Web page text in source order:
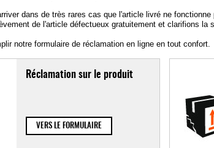
dans de très rares cas que l'article livré ne
de l'article défectueux gratuitement et clarifions la
notre formulaire de réclamation en ligne en tout confort.
Réclamation sur le produit
VERS LE FORMULAIRE